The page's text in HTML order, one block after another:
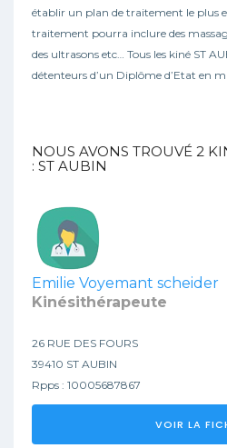
établir un plan de traitement le plus
traitement pourra inclure des
des ultrasons etc… Tous les kiné ST
détenteurs d’un Diplôme d’Etat en
NOUS AVONS TROUVÉ 2
: ST AUBIN
Emilie Voyemant scheider
Kinésithérapeute
26 RUE DES FOURS
39410 ST AUBIN
Rpps : 10005687867
VOIR LA